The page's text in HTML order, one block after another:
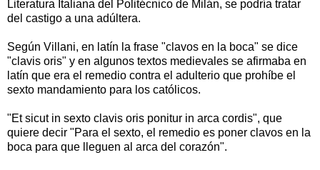
Literatura Italiana del Politécnico de Milán, se podría tratar
del castigo a una adúltera.
Según Villani, en latín la frase "clavos en la boca" se dice
"clavis oris" y en algunos textos medievales se afirmaba en
latín que era el remedio contra el adulterio que prohíbe el
sexto mandamiento para los católicos.
"Et sicut in sexto clavis oris ponitur in arca cordis", que
quiere decir "Para el sexto, el remedio es poner clavos en la
boca para que lleguen al arca del corazón".